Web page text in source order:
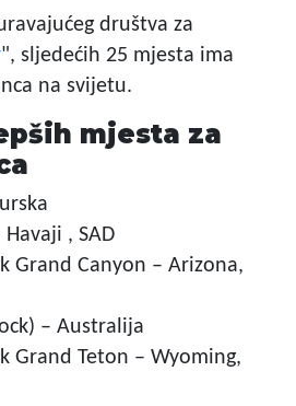
društva za
", sljedećih 25 mjesta ima
na svijetu.
mjesta za
, SAD
Grand Canyon – Arizona,
– Australija
Grand Teton – Wyoming,